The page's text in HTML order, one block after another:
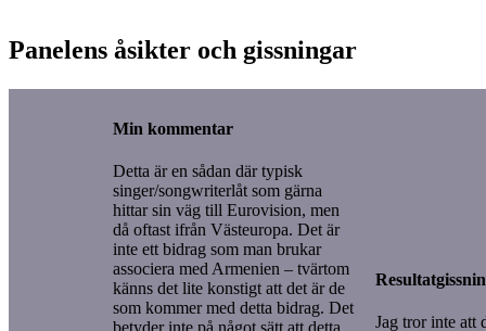
Panelens åsikter och gissningar
Min kommentar
Detta är en sådan där typisk
singer/songwriterlåt som gärna
hittar sin väg till Eurovision, men
då oftast ifrån Västeuropa. Det är
inte ett bidrag som man brukar
associera med Armenien – tvärtom
känns det lite konstigt att det är de
som kommer med detta bidrag. Det
betyder inte på något sätt att detta
Jag tror inte att